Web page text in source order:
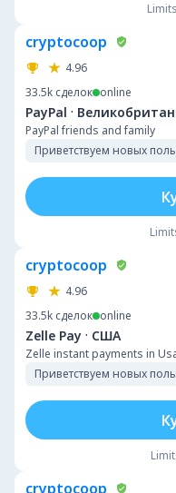
cryptocoop
4.96
33.5k сделок online
PayPal ·
PayPal friends and family
Приветствуем новых
cryptocoop
4.96
33.5k сделок online
Zelle Pay · США
Zelle instant payments in
Приветствуем новых
cryptocoop